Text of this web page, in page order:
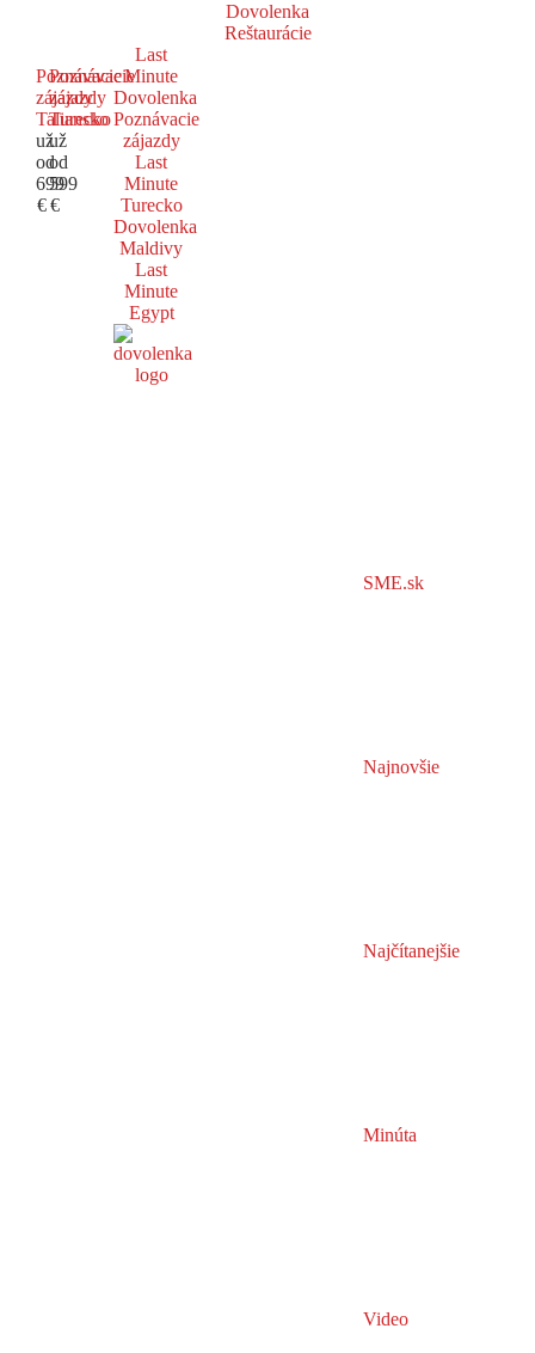
Dovolenka
Reštaurácie
Poznávacie
zájazdy
Taliansko
už
od
699
€
Poznávacie
zájazdy
Turecko
už
od
599
€
Last
Minute
Dovolenka
Poznávacie
zájazdy
Last
Minute
Turecko
Dovolenka
Maldivy
Last
Minute
Egypt
SME.sk
Najnovšie
Najčítanejšie
Minúta
Video